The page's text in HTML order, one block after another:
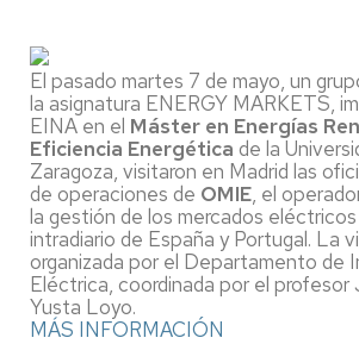
El pasado martes 7 de mayo, un
la asignatura ENERGY MARKETS,
EINA en el Máster en Energías
Eficiencia Energética de la
Zaragoza, visitaron en Madrid las
de operaciones de OMIE, el
la gestión de los mercados
intradiario de España y Portugal. La
organizada por el Departamento de
Eléctrica, coordinada por el profesor
Yusta Loyo.
MÁS INFORMACIÓN